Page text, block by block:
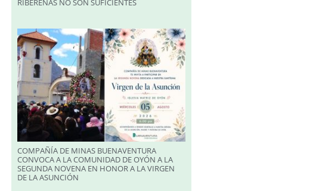
RIBEREÑAS NO SON SUFICIENTES
COMPAÑÍA DE MINAS BUENAVENTURA
CONVOCA A LA COMUNIDAD DE OYÓN A LA
SEGUNDA NOVENA EN HONOR A LA VIRGEN
DE LA ASUNCIÓN